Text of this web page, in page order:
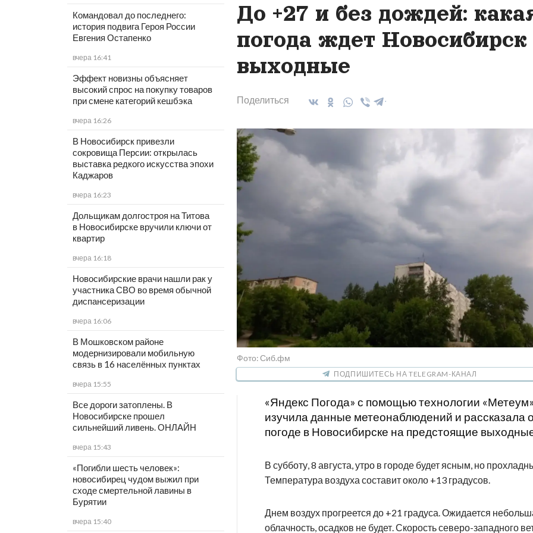
Командовал до последнего:
история подвига Героя России
Евгения Остапенко
вчера 16:41
Эффект новизны объясняет
высокий спрос на покупку товаров
при смене категорий кешбэка
вчера 16:26
В Новосибирск привезли
сокровища Персии: открылась
выставка редкого искусства эпохи
Каджаров
вчера 16:23
Дольщикам долгостроя на Титова
в Новосибирске вручили ключи от
квартир
вчера 16:18
Новосибирские врачи нашли рак у
участника СВО во время обычной
диспансеризации
вчера 16:06
В Мошковском районе
модернизировали мобильную
связь в 16 населённых пунктах
вчера 15:55
Все дороги затоплены. В
Новосибирске прошел
сильнейший ливень. ОНЛАЙН
вчера 15:43
«Погибли шесть человек»:
новосибирец чудом выжил при
сходе смертельной лавины в
Бурятии
вчера 15:40
До +27 и без дождей:
погода ждет Новосибирск
выходные
Поделиться
Фото: Сиб.фм
ПОДПИШИТЕСЬ НА TELEGRAM-КАНАЛ
«Яндекс Погода» с помощью технологии
изучила данные метеонаблюдений и рассказала
погоде в Новосибирске на предстоящие
В субботу, 8 августа, утро в городе будет ясным, но
Температура воздуха составит около +13 градусов.
Днем воздух прогреется до +21 градуса. Ожидается
облачность, осадков не будет. Скорость северо-западного